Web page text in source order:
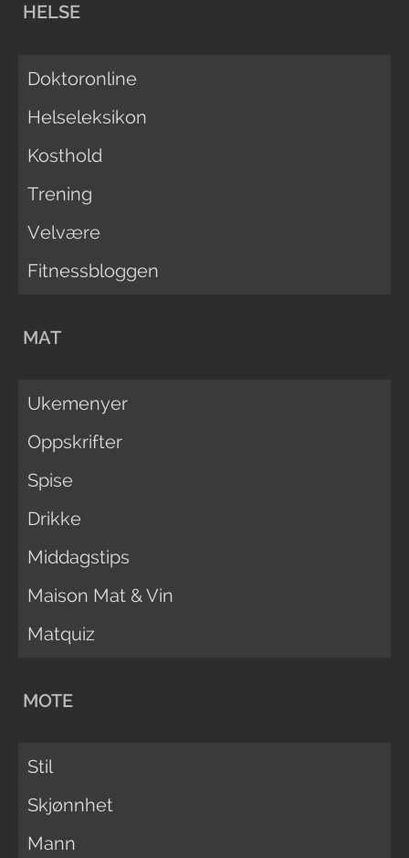
HELSE
Doktoronline
Helseleksikon
Kosthold
Trening
Velvære
Fitnessbloggen
MAT
Ukemenyer
Oppskrifter
Spise
Drikke
Middagstips
Maison Mat & Vin
Matquiz
MOTE
Stil
Skjønnhet
Mann